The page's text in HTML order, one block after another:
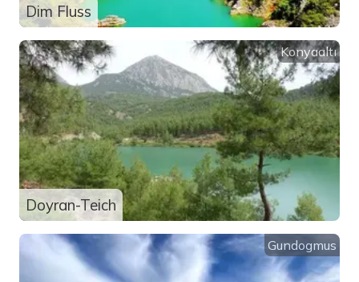
Dim Fluss
Doyran-Teich
Konyaaltı
Gundogmus